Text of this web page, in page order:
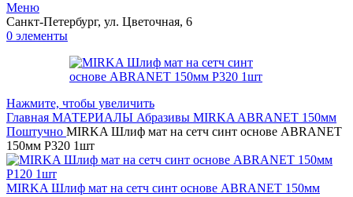
Меню
Санкт-Петербург, ул. Цветочная, 6
0 элементы
Нажмите, чтобы увеличить
Главная МАТЕРИАЛЫ Абразивы MIRKA ABRANET 150мм
Поштучно MIRKA Шлиф мат на сетч синт основе ABRANET
150мм Р320 1шт
MIRKA Шлиф мат на сетч синт основе ABRANET 150мм